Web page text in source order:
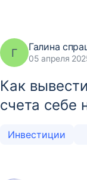
Г Галина
05 апреля
Как
счета себе
Инвестиции